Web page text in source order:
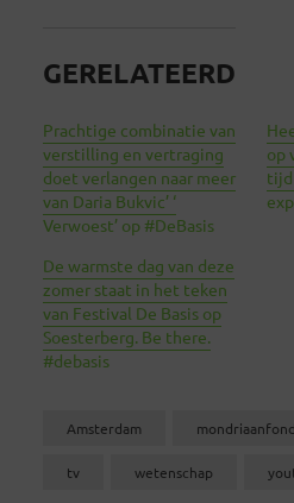
GERELATEERD
Prachtige combinatie van
verstilling en vertraging
doet verlangen naar meer
van Daria Bukvic’ ‘
Verwoest’ op #DeBasis
op
tijd
De warmste dag van deze
zomer staat in het teken
van Festival De Basis op
Soesterberg. Be there.
#debasis
Amsterdam
tv wetenschap